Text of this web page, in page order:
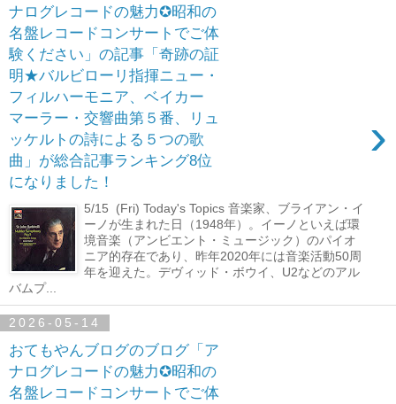
ナログレコードの魅力✪昭和の
名盤レコードコンサートでご体
験ください」の記事「奇跡の証
明★バルビローリ指揮ニュー・
フィルハーモニア、ベイカー
マーラー・交響曲第５番、リュ
ッケルトの詩による５つの歌
曲」が総合記事ランキング8位
になりました！
›
5/15 (Fri) Today's Topics 音楽家、ブライアン・イ
ーノが生まれた日（1948年）。イーノといえば環
境音楽（アンビエント・ミュージック）のパイオ
ニア的存在であり、昨年2020年には音楽活動50周
年を迎えた。デヴィッド・ボウイ、U2などのアル
バムプ...
2026-05-14
おてもやんブログのブログ「ア
ナログレコードの魅力✪昭和の
名盤レコードコンサートでご体